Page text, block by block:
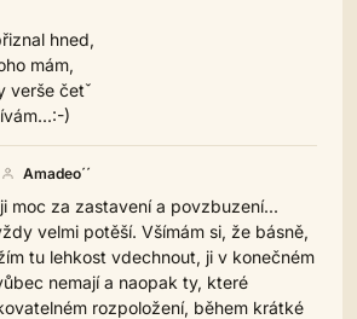
hned,
mám,
verše četˇ
)
Amadeo´´
moc za zastavení a povzbuzení...
velmi potěší. Všímám si, že básně,
tu lehkost vdechnout, ji v konečném
nemají a naopak ty, které
rozpoložení, během krátké